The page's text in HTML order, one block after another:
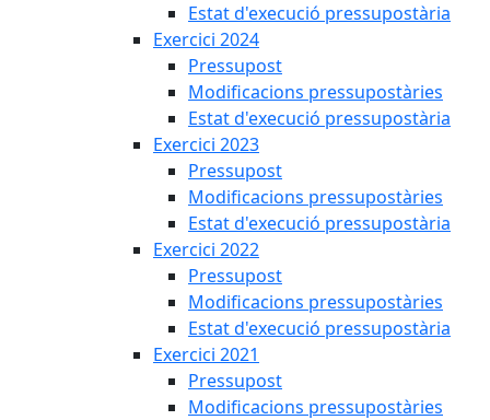
Estat d'execució pressupostària
Exercici 2024
Pressupost
Modificacions pressupostàries
Estat d'execució pressupostària
Exercici 2023
Pressupost
Modificacions pressupostàries
Estat d'execució pressupostària
Exercici 2022
Pressupost
Modificacions pressupostàries
Estat d'execució pressupostària
Exercici 2021
Pressupost
Modificacions pressupostàries